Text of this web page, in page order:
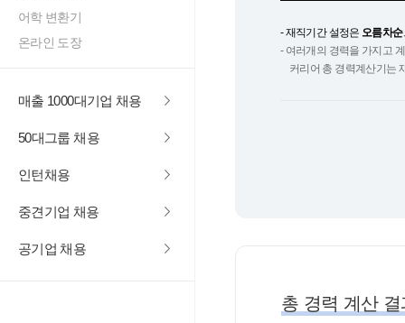
어학 변환기
온라인 도장
매출 1000대기업 채용
50대그룹 채용
인턴채용
중견기업 채용
공기업 채용
- 재직기간 설정은오름차순
- 여러개의 경력을 가지고
커리어 총 경력계산기는
총 경력 계산 결